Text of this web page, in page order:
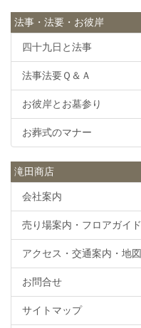
法事・法要・お彼岸
四十九日と法事
法事法要Ｑ＆Ａ
お彼岸とお墓参り
お葬式のマナー
滝田商店
会社案内
売り場案内・フロアガイド
アクセス・交通案内・地図
お問合せ
サイトマップ